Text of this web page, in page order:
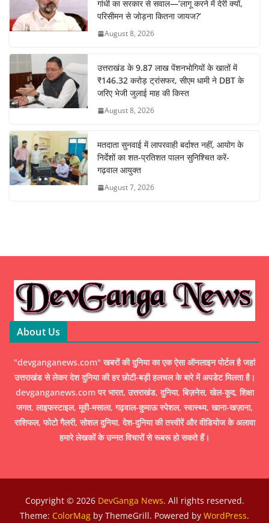
गांधी का सरकार से सवाल—’लागू करने में देरी क्यों,
परिसीमन से जोड़ना कितना जायज?’
August 8, 2026
उत्तराखंड के 9.87 लाख पेंशनभोगियों के खातों में
₹146.32 करोड़ ट्रांसफर, सीएम धामी ने DBT के
जरिए भेजी जुलाई माह की किस्त
August 8, 2026
मतदाता सुनवाई में लापरवाही बर्दाश्त नहीं, आयोग के
निर्देशों का शत-प्रतिशत पालन सुनिश्चित करें-
गढ़वाल आयुक्त
August 7, 2026
About Us
"devganganews.com" खबरों की दुनिया का एक ऐसा ऑनलाइन पोर्टल है जहां
उत्तराखंड से लेकर देश दुनिया की हर छोटी-बड़ी हलचल के बारे में अपडेट मिलता है।
devganganews.com पर भारत, उत्तराखंड, दुनिया, बिज़नेस, खेल-कूद, शिक्षा
जगत, लाइफस्टाइल, मूवी-मसाला, गढ़वाल-कुमाऊ स्पेशल, स्वास्थ्य, खाना-खज़ाना,
राशिफल, फोटो गैलरी, सोशल दुनिया, देश-दुनिया की तस्वीरें और वीडियोज के अलावा
हमारे लेखकों के उन्नत विचारों से रूबरू हो सकते हैं।
Copyright © 2026 DevGanga News. All rights reserved.
Theme: ColorMag by ThemeGrill. Powered by WordPress.